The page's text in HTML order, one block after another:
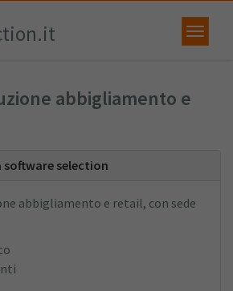
abbigliamento e
selection
abbigliamento e retail, con sede